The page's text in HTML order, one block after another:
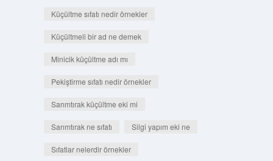
Küçültme sıfatı nedir örnekler
Küçültmeli bir ad ne demek
Minicik küçültme adı mı
Pekiştirme sıfatı nedir örnekler
Sarımtırak küçültme eki mi
Sarımtırak ne sıfatı Silgi yapım eki ne
Sıfatlar nelerdir örnekler